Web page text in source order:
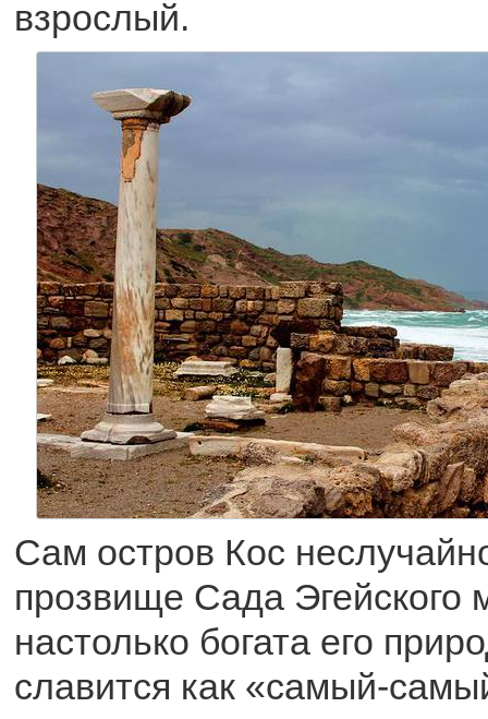
взрослый.
Сам остров Кос
прозвище Сада
настолько богата его
славится как «самый-